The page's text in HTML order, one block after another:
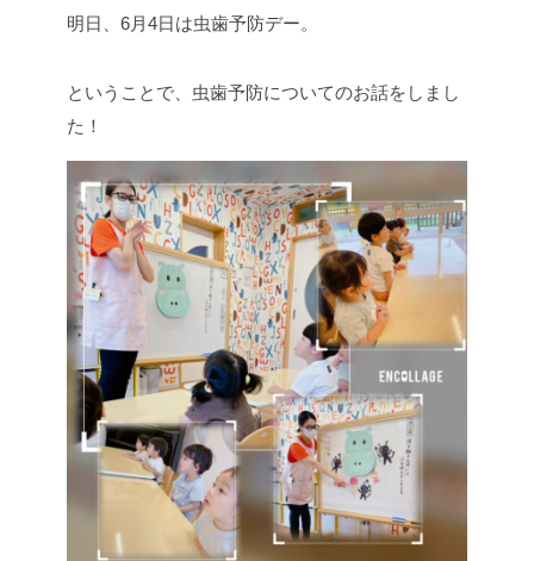
明日、6月4日は虫歯予防デー。
ということで、虫歯予防についてのお話をしまし
た！